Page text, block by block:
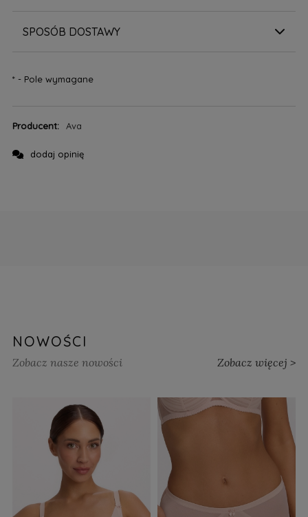
SPOSÓB DOSTAWY
*- Pole wymagane
Producent: Ava
dodaj opinię
NOWOŚCI
Zobacz nasze nowości Zobacz więcej >